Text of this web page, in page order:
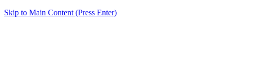
Skip to Main Content (Press Enter)